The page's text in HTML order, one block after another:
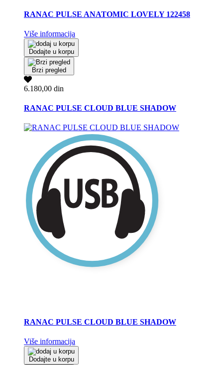
RANAC PULSE ANATOMIC LOVELY 122458
Više informacija
Dodajte u korpu
Brzi pregled
6.180,00 din
RANAC PULSE CLOUD BLUE SHADOW
RANAC PULSE CLOUD BLUE SHADOW
Više informacija
Dodajte u korpu